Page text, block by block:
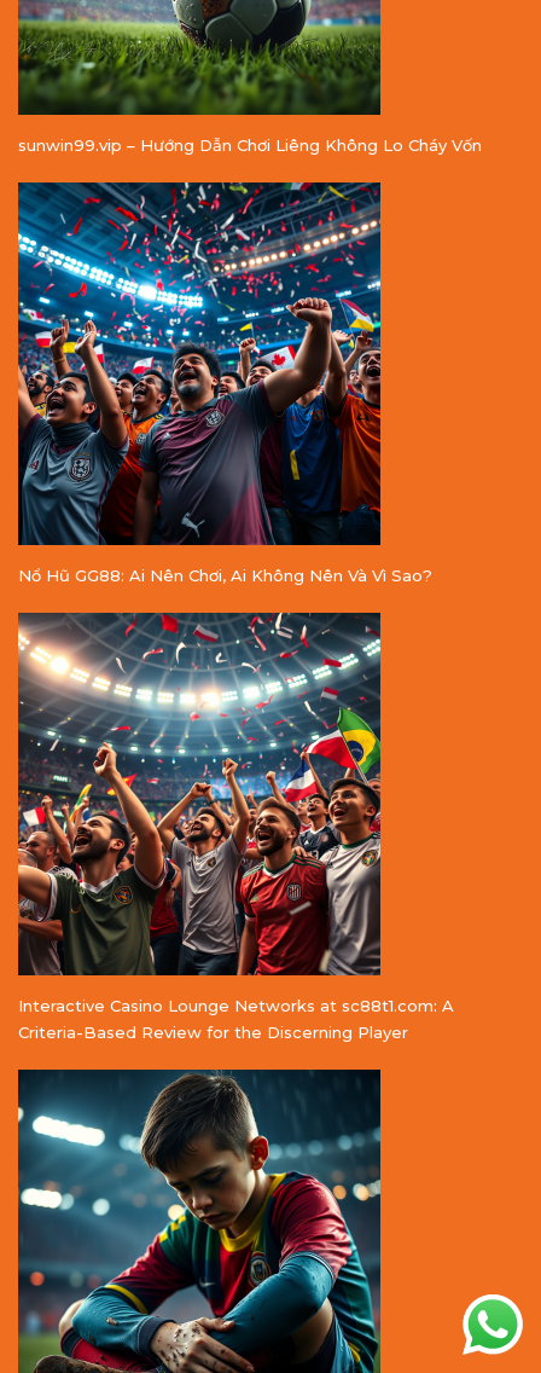
sunwin99.vip – Hướng Dẫn Chơi Liêng Không Lo Cháy Vốn
Nổ Hũ GG88: Ai Nên Chơi, Ai Không Nên Và Vì Sao?
Interactive Casino Lounge Networks at sc88t1.com: A
Criteria-Based Review for the Discerning Player